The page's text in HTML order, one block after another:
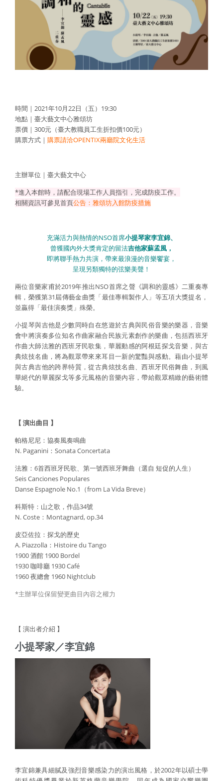
時間｜2021年10月22日（五）19:30
地點｜臺大藝文中心雅頌坊
票價｜300元（臺大教職員工生折扣價100元）
購票方式｜ 購票請洽OPENTIX兩廳院文化生活
主辦單位｜臺大藝文中心
*進入本館時，請配合現場工作人員指引，完成防疫工作。
相關資訊可參見首頁公告：雅頌坊入館防疫措施
充滿活力與熱情的NSO首席小提琴家李宜錦、
曾獲國內外大獎肯定的留法吉他家蘇孟風，
即將聯手熱力共演，帶來最浪漫的音樂饗宴，
呈現另類獨特的弦樂美聲！
兩位音樂家甫於2019年推出NSO首席之聲《調和的靈感》二重奏專
輯，榮獲第31屆傳藝金曲獎「最佳專輯製作人」等五項大獎提名，
並贏得「最佳演奏獎」殊榮。
小提琴與吉他是少數同時自在悠遊於古典與民俗音樂的樂器，音樂
會中將演奏多位知名作曲家融合民族元素創作的樂曲，包括西班牙
作曲大師法雅的西班牙民歌集，華麗動感的阿根廷探戈音樂，與古
典炫技名曲，將為觀眾帶來來耳目一新的驚豔與感動。藉由小提琴
與古典吉他的跨界特質，從古典炫技名曲、西班牙民俗舞曲，到風
華絕代的華麗探戈等多元風格的音樂內容，帶給觀眾精緻的藝術體
驗。
【 演出曲目 】
帕格尼尼：協奏風奏鳴曲
N. Paganini：Sonata Concertata
法雅：6首西班牙民歌、第一號西班牙舞曲（選自 短促的人生）
Seis Canciones Populares
Danse Espagnole No.1（from La Vida Breve）
科斯特：山之歌，作品34號
N. Coste：Montagnard, op.34
皮亞佐拉：探戈的歷史
A. Piazzolla：Histoire du Tango
1900 酒館 1900 Bordel
1930 咖啡廳 1930 Café
1960 夜總會 1960 Nightclub
*主辦單位保留變更曲目內容之權力
【 演出者介紹 】
小提琴家／李宜錦
李宜錦兼具細膩及強烈音樂感染力的演出風格，於2002年以碩士學